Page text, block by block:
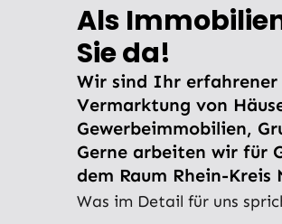
Als
Sie da!
Wir sind Ihr
Vermarktung von
Gewerbeimmobilien,
Gerne arbeiten wir für
dem Raum Rhein-Kreis
Was im Detail für uns